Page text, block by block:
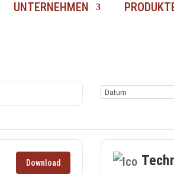
UNTERNEHMEN
Download